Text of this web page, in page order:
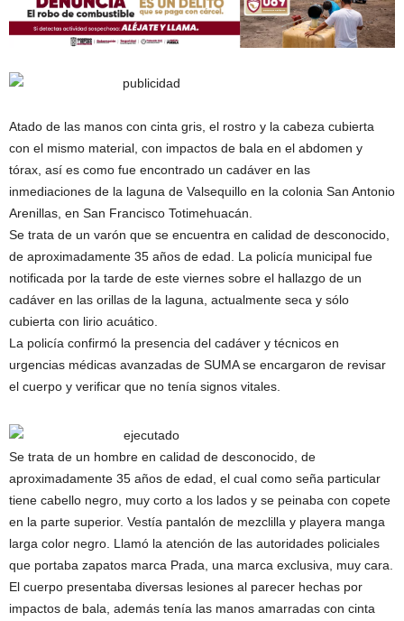
Atado de las manos con cinta gris, el rostro y la cabeza cubierta
con el mismo material, con impactos de bala en el abdomen y
tórax, así es como fue encontrado un cadáver en las
inmediaciones de la laguna de Valsequillo en la colonia San Antonio
Arenillas, en San Francisco Totimehuacán.
Se trata de un varón que se encuentra en calidad de desconocido,
de aproximadamente 35 años de edad. La policía municipal fue
notificada por la tarde de este viernes sobre el hallazgo de un
cadáver en las orillas de la laguna, actualmente seca y sólo
cubierta con lirio acuático.
La policía confirmó la presencia del cadáver y técnicos en
urgencias médicas avanzadas de SUMA se encargaron de revisar
el cuerpo y verificar que no tenía signos vitales.
Se trata de un hombre en calidad de desconocido, de
aproximadamente 35 años de edad, el cual como seña particular
tiene cabello negro, muy corto a los lados y se peinaba con copete
en la parte superior. Vestía pantalón de mezclilla y playera manga
larga color negro. Llamó la atención de las autoridades policiales
que portaba zapatos marca Prada, una marca exclusiva, muy cara.
El cuerpo presentaba diversas lesiones al parecer hechas por
impactos de bala, además tenía las manos amarradas con cinta